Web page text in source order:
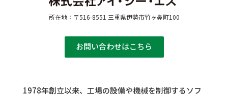
所在地：〒516-8551 三重県伊勢市竹ヶ鼻町100
お問い合わせはこちら
1978年創立以来、工場の設備や機械を制御するソフ